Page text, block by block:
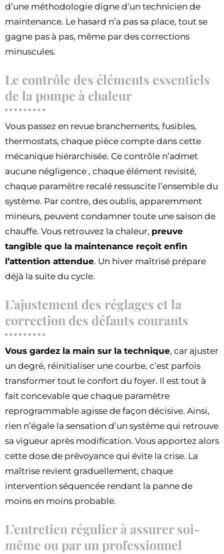
d’une méthodologie digne d’un technicien de
maintenance. Le hasard n’a pas sa place, tout se
gagne pas à pas, même par des corrections
minuscules.
Le contrôle des éléments essentiels
de la pompe à chaleur
Vous passez en revue branchements, fusibles,
thermostats, chaque pièce compte dans cette
mécanique hiérarchisée. Ce contrôle n’admet
aucune négligence , chaque élément revisité,
chaque paramètre recalé ressuscite l’ensemble du
système. Par contre, des oublis, apparemment
mineurs, peuvent condamner toute une saison de
chauffe. Vous retrouvez la chaleur, preuve
tangible que la maintenance reçoit enfin
l’attention attendue. Un hiver maîtrisé prépare
déjà la suite du cycle.
L’ajustement des réglages et la
correction des défauts courants
Vous gardez la main sur la technique, car ajuster
un degré, réinitialiser une courbe, c’est parfois
transformer tout le confort du foyer. Il est tout à
fait concevable que chaque paramètre
reprogrammable agisse de façon décisive. Ainsi,
rien n’égale la sensation d’un système qui retrouve
sa vigueur après modification. Vous apportez alors
cette dose de prévoyance qui évite la crise. La
maîtrise revient graduellement, chaque
intervention séquencée rendant la panne de
moins en moins probable.
L’entretien régulier à assurer soi-
même ou par un professionnel